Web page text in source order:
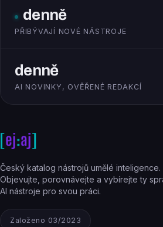
denně
PŘIBÝVAJÍ NOVÉ NÁSTROJE
denně
AI NOVINKY, OVĚŘENÉ REDAKCÍ
Český katalog nástrojů umělé inteligence.
Objevujte, porovnávejte a vybírejte ty
AI nástroje pro svou práci.
Založeno 03/2023